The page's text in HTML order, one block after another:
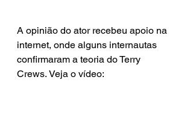
A opinião do ator recebeu apoio na
internet, onde alguns internautas
confirmaram a teoria do Terry
Crews. Veja o vídeo: